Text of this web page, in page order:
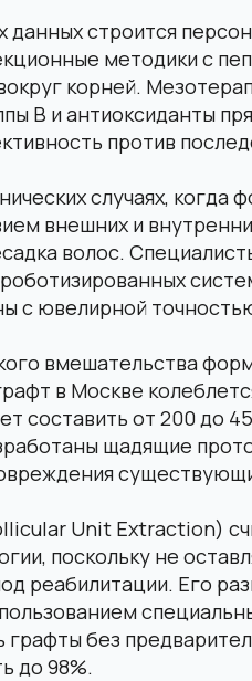
данных строится
методики с
корней.
В и антиоксиданты
против
случаях,
внешних и
волос.
с ювелирной
вмешательства
в Москве
составить от 200 до
щадящие
Unit Extraction)
поскольку не
реабилитации. Его
графты без
до 98%.